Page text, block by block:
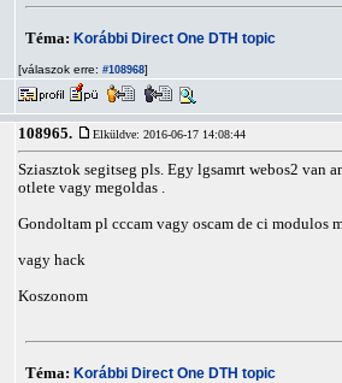
Téma: Korábbi Direct One DTH topic
[válaszok erre: #108968]
108965. Elküldve: 2016-06-17 14:08:44
Sziasztok segitseg pls. Egy lgsamrt webos2 van
otlete vagy megoldas .
Gondoltam pl cccam vagy oscam de ci modulos
vagy hack
Koszonom
Téma: Korábbi Direct One DTH topic